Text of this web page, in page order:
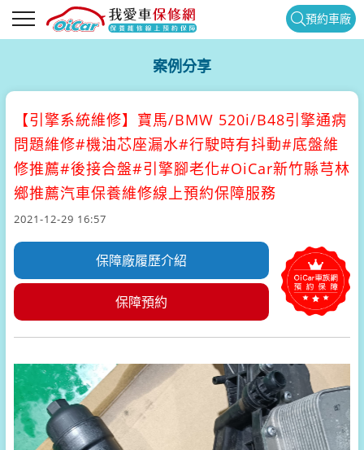
預約車廠
案例分享
【引擎系統維修】 寶馬/BMW 520i/B48引擎通病
問題維修#機油芯座漏水#行駛時有抖動#底盤維
修推薦#後接合盤#引擎腳老化#OiCar新竹縣芎林
鄉推薦汽車保養維修線上預約保障服務
2021-12-29 16:57
保障廠履歷介紹
保障預約